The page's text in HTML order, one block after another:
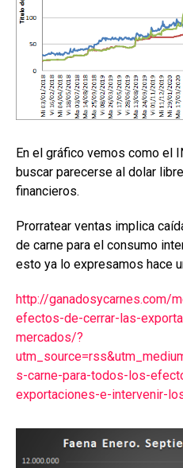
En el gráfico vemos como el
buscar parecerse al dolar
financieros.
Prorratear ventas implica
de carne para el consumo
esto ya lo expresamos hace
http://ganadosycarnes.com/
efectos-de-cerrar-las-
mercados/?
s-carne-para-todos-los-
exportaciones-e-intervenir-